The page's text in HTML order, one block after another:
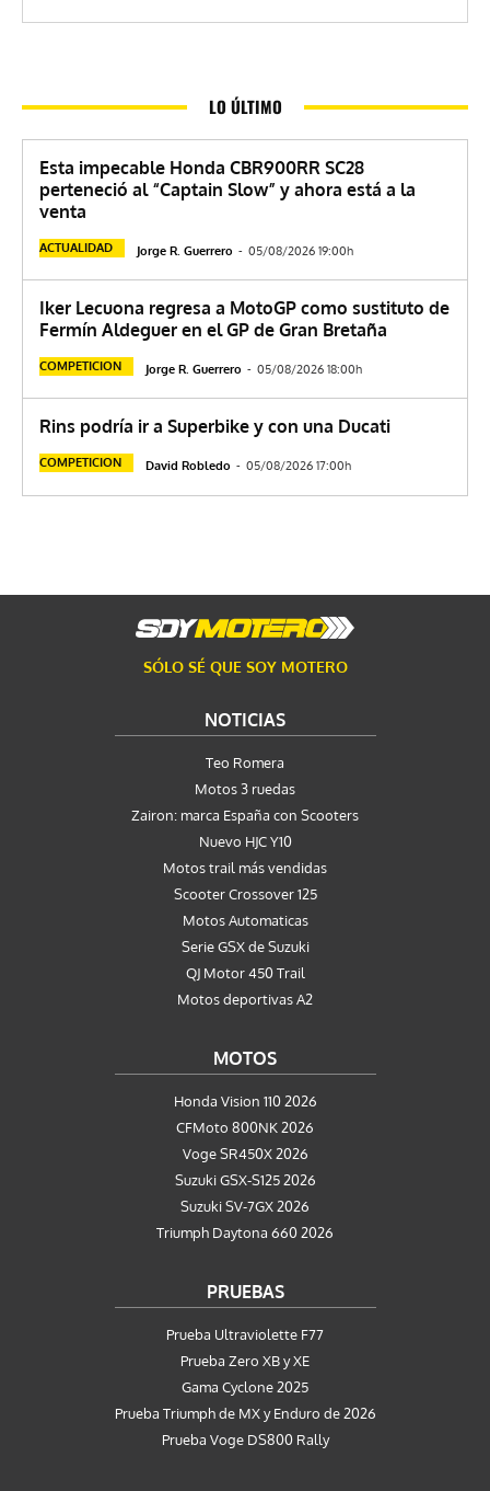
LO ÚLTIMO
Esta impecable Honda CBR900RR SC28
perteneció al “Captain Slow” y ahora está a la
venta
ACTUALIDAD Jorge R. Guerrero - 05/08/2026 19:00h
Iker Lecuona regresa a MotoGP como sustituto de
Fermín Aldeguer en el GP de Gran Bretaña
COMPETICION Jorge R. Guerrero - 05/08/2026 18:00h
Rins podría ir a Superbike y con una Ducati
COMPETICION David Robledo - 05/08/2026 17:00h
SÓLO SÉ QUE SOY MOTERO
NOTICIAS
Teo Romera
Motos 3 ruedas
Zairon: marca España con Scooters
Nuevo HJC Y10
Motos trail más vendidas
Scooter Crossover 125
Motos Automaticas
Serie GSX de Suzuki
QJ Motor 450 Trail
Motos deportivas A2
MOTOS
Honda Vision 110 2026
CFMoto 800NK 2026
Voge SR450X 2026
Suzuki GSX-S125 2026
Suzuki SV-7GX 2026
Triumph Daytona 660 2026
PRUEBAS
Prueba Ultraviolette F77
Prueba Zero XB y XE
Gama Cyclone 2025
Prueba Triumph de MX y Enduro de 2026
Prueba Voge DS800 Rally